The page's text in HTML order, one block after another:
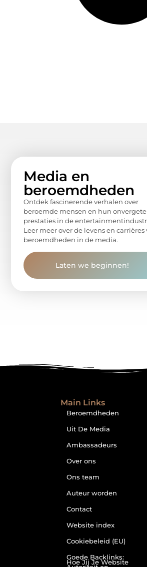
Media en
beroemdheden
Ontdek fascinerende verhalen over
beroemde mensen en hun
prestaties in de
Leer meer over de levens en carrières
beroemdheden in de media.
Laten we beginnen!
Main Links
Beroemdheden
Uit De Media
Ambassadeurs
Over ons
Ons team
Auteur worden
Contact
Website index
Cookiebeleid (EU)
Goede Backlinks:
Hoe Jij Je Website